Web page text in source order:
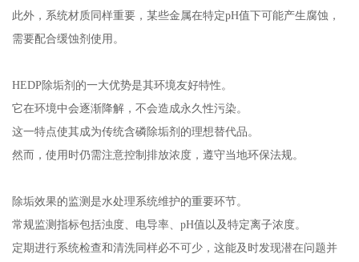
此外，系统材质同样重要，某些金属在特定pH值下可能产生腐蚀，
需要配合缓蚀剂使用。
HEDP除垢剂的一大优势是其环境友好特性。
它在环境中会逐渐降解，不会造成永久性污染。
这一特点使其成为传统含磷除垢剂的理想替代品。
然而，使用时仍需注意控制排放浓度，遵守当地环保法规。
除垢效果的监测是水处理系统维护的重要环节。
常规监测指标包括浊度、电导率、pH值以及特定离子浓度。
定期进行系统检查和清洗同样必不可少，这能及时发现潜在问题并